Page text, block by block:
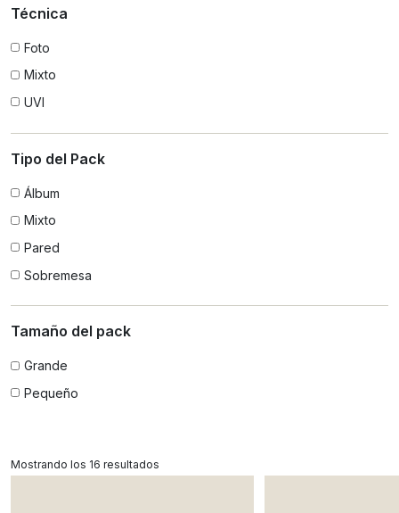
Técnica
Foto
Mixto
UVI
Tipo del Pack
Álbum
Mixto
Pared
Sobremesa
Tamaño del pack
Grande
Pequeño
Mostrando los 16 resultados